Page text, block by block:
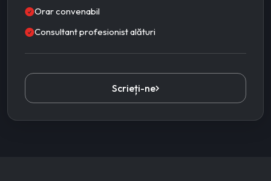
Orar convenabil
Consultant profesionist alături
Scrieți-ne